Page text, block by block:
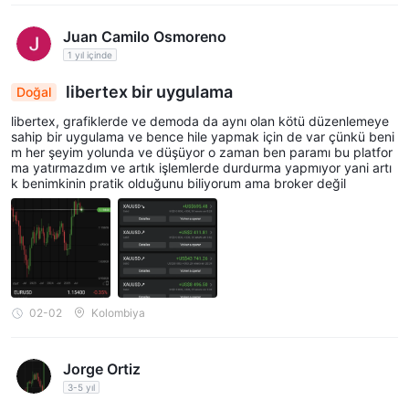
Juan Camilo Osmoreno
1 yıl içinde
Doğal libertex bir uygulama
libertex, grafiklerde ve demoda da aynı olan kötü düzenlemeye
sahip bir uygulama ve bence hile yapmak için de var çünkü beni
m her şeyim yolunda ve düşüyor o zaman ben paramı bu platfor
ma yatırmazdım ve artık işlemlerde durdurma yapmıyor yani artı
k benimkinin pratik olduğunu biliyorum ama broker değil
02-02 Kolombiya
Jorge Ortiz
3-5 yıl